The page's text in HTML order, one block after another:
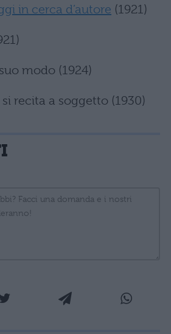
in cerca d’autore (1921)
modo (1924)
si recita a soggetto (1930)